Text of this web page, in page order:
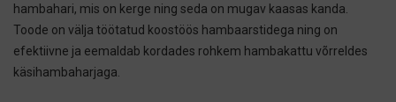
hambahari, mis on kerge ning seda on mugav kaasas kanda.
Toode on välja töötatud koostöös hambaarstidega ning on
efektiivne ja eemaldab kordades rohkem hambakattu võrreldes
käsihambaharjaga.